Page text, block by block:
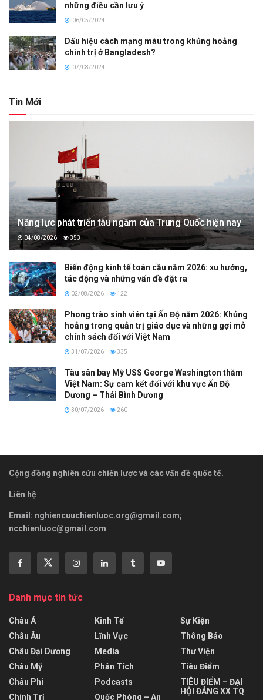
những điều cần lưu ý
06/05/2024
Dấu hiệu cách mạng màu trong khủng hoảng
chính trị ở Bangladesh?
07/08/2024
Tin Mới
Năng lực phát triển tàu ngầm của Trung Quốc hiện nay
04/08/2026 353
Biến động kinh tế toàn cầu năm 2026: xu hướng,
tác động và những vấn đề đặt ra
02/08/2026 122
Phong trào sinh viên tại Ấn Độ năm 2026: Khủng
hoảng trong quản trị giáo dục và những gợi mở
chính sách đối với Việt Nam
31/07/2026 335
Tàu sân bay Mỹ USS George Washington thăm
Việt Nam: Sự cam kết đối với khu vực Ấn Độ
Dương – Thái Bình Dương
30/07/2026 260
Cộng đồng nghiên cứu chiến lược và các vấn đề quốc tế.
Liên hệ
Email: nghiencuuchienluoc.org@gmail.com;
ncchienluoc@gmail.com
Danh mục tin tức
Châu Á
Châu Âu
Châu Đại Dương
Châu Mỹ
Châu Phi
Chính Trị
Kinh Tế
Lĩnh Vực
Media
Phân Tích
Podcasts
Quốc Phòng – An
Sự Kiện
Thông Báo
Thư Viện
Tiêu Điểm
TIÊU ĐIỂM – ĐẠI
HỘI ĐẢNG XX TQ